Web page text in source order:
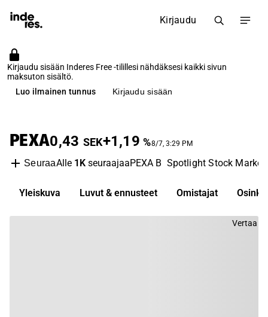
Kirjaudu
Kirjaudu sisään Inderes Free -tilillesi nähdäksesi kaikki sivun
maksuton sisältö.
Luo ilmainen tunnus
Kirjaudu sisään
PEXA0,43 SEK+1,19 %8/7, 3:29 PM
SeuraaAlle 1KseuraajaaPEXA B Spotlight Stock Market
Yleiskuva Luvut & ennusteet Omistajat Osinko
Vertaa